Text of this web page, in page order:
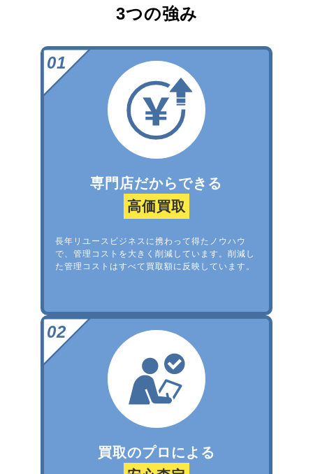
3つの強み
専門店だからできる
高価買取
長年リユースビジネスに携わって得たノウハウ
で、管理コストを大きく削減しています。削減し
た管理コストはすべて買取額に反映しています。
買取のプロによる